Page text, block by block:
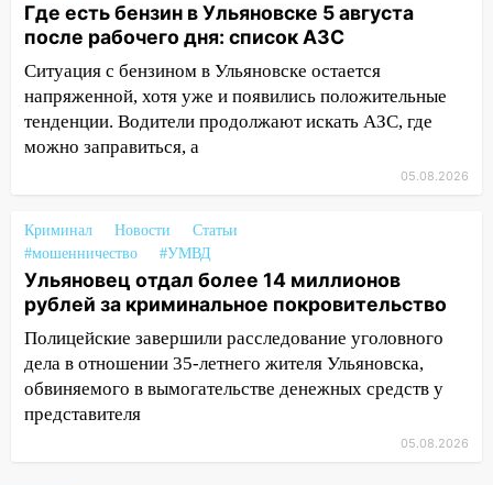
11:00 В Канадее горел жилой дом
10:18
Губернатор Ульяновской области:
уничтожено четыре беспилотника в
регионе
10:00
В Ульяновске дотла сгорел
наркодилеров, снабжавших две области
09:25 Вынесли приговор дебоширам,
избившим мужчину в трамвае
08:27 Ульяновская полиция получила
один из шести уникальных автомобилей
в России
07:02
погода в Ульяновске днем 5 августа
Где есть бензин в Ульяновске 5 августа
после рабочего дня: список АЗС
Ситуация с бензином в Ульяновске остается
напряженной, хотя уже и появились положительные
тенденции. Водители продолжают искать АЗС, где
можно заправиться, а
05.08.2026
Криминал Новости
Статьи
#мошенничество
#УМВД
Ульяновец отдал более 14 миллионов
рублей за криминальное покровительство
Полицейские завершили расследование уголовного
дела в отношении 35-летнего жителя Ульяновска,
обвиняемого в вымогательстве денежных средств у
представителя
05.08.2026